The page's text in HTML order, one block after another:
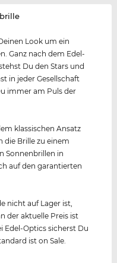
Look um ein
Ganz nach dem Edel-
Du den Stars und
in jeder Gesellschaft
immer am Puls der
klassischen Ansatz
die Brille zu einem
Sonnenbrillen in
auf den garantierten
nicht auf Lager ist,
der aktuelle Preis ist
Edel-Optics sicherst Du
ist on Sale.